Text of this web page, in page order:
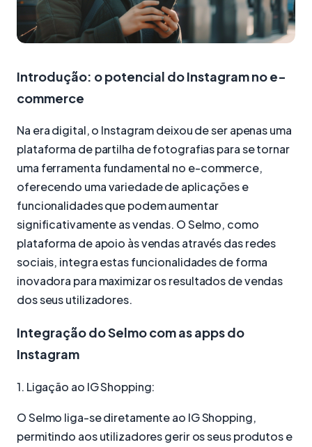
Introdução: o potencial do Instagram no e-
commerce
Na era digital, o Instagram deixou de ser apenas uma
plataforma de partilha de fotografias para se tornar
uma ferramenta fundamental no e-commerce,
oferecendo uma variedade de aplicações e
funcionalidades que podem aumentar
significativamente as vendas. O Selmo, como
plataforma de apoio às vendas através das redes
sociais, integra estas funcionalidades de forma
inovadora para maximizar os resultados de vendas
dos seus utilizadores.
Integração do Selmo com as apps do
Instagram
1. Ligação ao IG Shopping:
O Selmo liga-se diretamente ao IG Shopping,
permitindo aos utilizadores gerir os seus produtos e